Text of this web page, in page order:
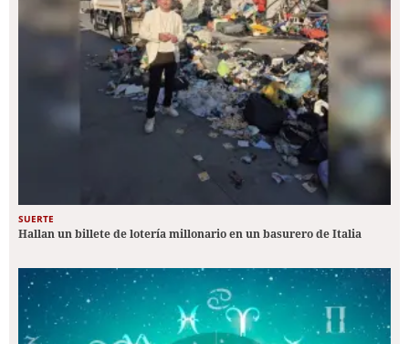
SUERTE
Hallan un billete de lotería millonario en un basurero de Italia